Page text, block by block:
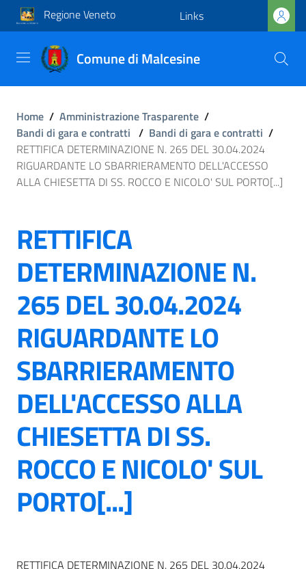
Regione Veneto Links
Comune di Malcesine
Home / Amministrazione Trasparente /
Bandi di gara e contratti / Bandi di gara e contratti /
RETTIFICA DETERMINAZIONE N. 265 DEL 30.04.2024
RIGUARDANTE LO SBARRIERAMENTO DELL'ACCESSO
ALLA CHIESETTA DI SS. ROCCO E NICOLO' SUL PORTO[...]
RETTIFICA
DETERMINAZIONE N.
265 DEL 30.04.2024
RIGUARDANTE LO
SBARRIERAMENTO
DELL'ACCESSO ALLA
CHIESETTA DI SS.
ROCCO E NICOLO' SUL
PORTO[...]
RETTIFICA DETERMINAZIONE N. 265 DEL 30.04.2024